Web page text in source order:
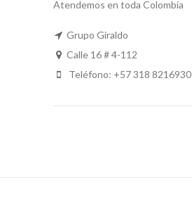
Atendemos en toda Colombia
Grupo Giraldo
Calle 16 # 4-112
Teléfono: +57 318 8216930